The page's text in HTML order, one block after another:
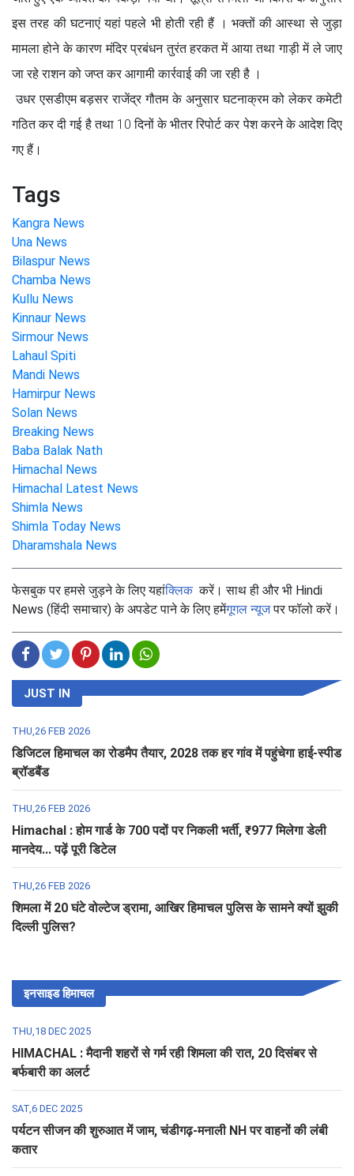
इस तरह की घटनाएं यहां पहले भी होती रही हैं । भक्तों की आस्था से जुड़ा
मामला होने के कारण मंदिर प्रबंधन तुरंत हरकत में आया तथा गाड़ी में ले जाए
जा रहे राशन को जप्त कर आगामी कार्रवाई की जा रही है ।
उधर एसडीएम बड़सर राजेंद्र गौतम के अनुसार घटनाक्रम को लेकर कमेटी
गठित कर दी गई है तथा 10 दिनों के भीतर रिपोर्ट कर पेश करने के आदेश दिए
गए हैं।
Tags
Kangra News
Una News
Bilaspur News
Chamba News
Kullu News
Kinnaur News
Sirmour News
Lahaul Spiti
Mandi News
Hamirpur News
Solan News
Breaking News
Baba Balak Nath
Himachal News
Himachal Latest News
Shimla News
Shimla Today News
Dharamshala News
फेसबुक पर हमसे जुड़ने के लिए यहांक्लिककरें। साथ ही और भी Hindi
News (हिंदी समाचार) के अपडेट पाने के लिए हमेंगूगल न्यूजपर फॉलो करें।
JUST IN
THU,26 FEB 2026
डिजिटल हिमाचल का रोडमैप तैयार, 2028 तक हर गांव में पहुंचेगा हाई-स्पीड
ब्रॉडबैंड
THU,26 FEB 2026
Himachal : होम गार्ड के 700 पदों पर निकली भर्ती, ₹977 मिलेगा डेली
मानदेय... पढ़ें पूरी डिटेल
THU,26 FEB 2026
शिमला में 20 घंटे वोल्टेज ड्रामा, आखिर हिमाचल पुलिस के सामने क्यों झुकी
दिल्ली पुलिस?
इनसाइड हिमाचल
THU,18 DEC 2025
HIMACHAL : मैदानी शहरों से गर्म रही शिमला की रात, 20 दिसंबर से
बर्फबारी का अलर्ट
SAT,6 DEC 2025
पर्यटन सीजन की शुरुआत में जाम, चंडीगढ़-मनाली NH पर वाहनों की लंबी
कतार